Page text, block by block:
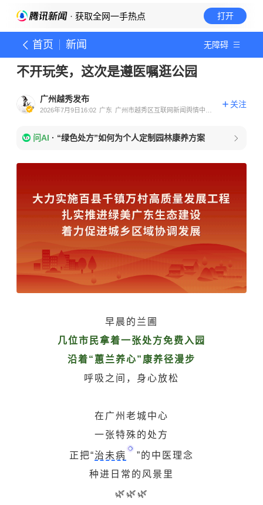
· 获取全网一手热点 打开
首页 新闻 无障碍
不开玩笑，这次是遵医嘱逛公园
广州越秀发布
2026年7月9日16:02 广东 广州市越秀区互联网新闻舆情中心
关注
问AI · “绿色处方”如何为个人定制园林康养方案
早晨的兰圃
几位市民拿着一张处方免费入园
沿着“蕙兰养心”康养径漫步
呼吸之间，身心放松
在广州老城中心
一张特殊的处方
正把“治未病
”的中医理念
种进日常的风景里
🌿🌿🌿